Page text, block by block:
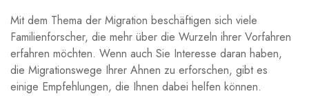
Mit ‍dem ‌Thema der ⁢Migration beschäftigen sich viele
Familienforscher,⁢ die mehr über die Wurzeln ⁢ihrer Vorfahren
erfahren möchten. Wenn auch Sie Interesse daran⁤ haben,
die Migrationswege Ihrer⁣ Ahnen zu erforschen, ⁢gibt ⁣es‌
einige Empfehlungen, die ⁤Ihnen dabei helfen können.